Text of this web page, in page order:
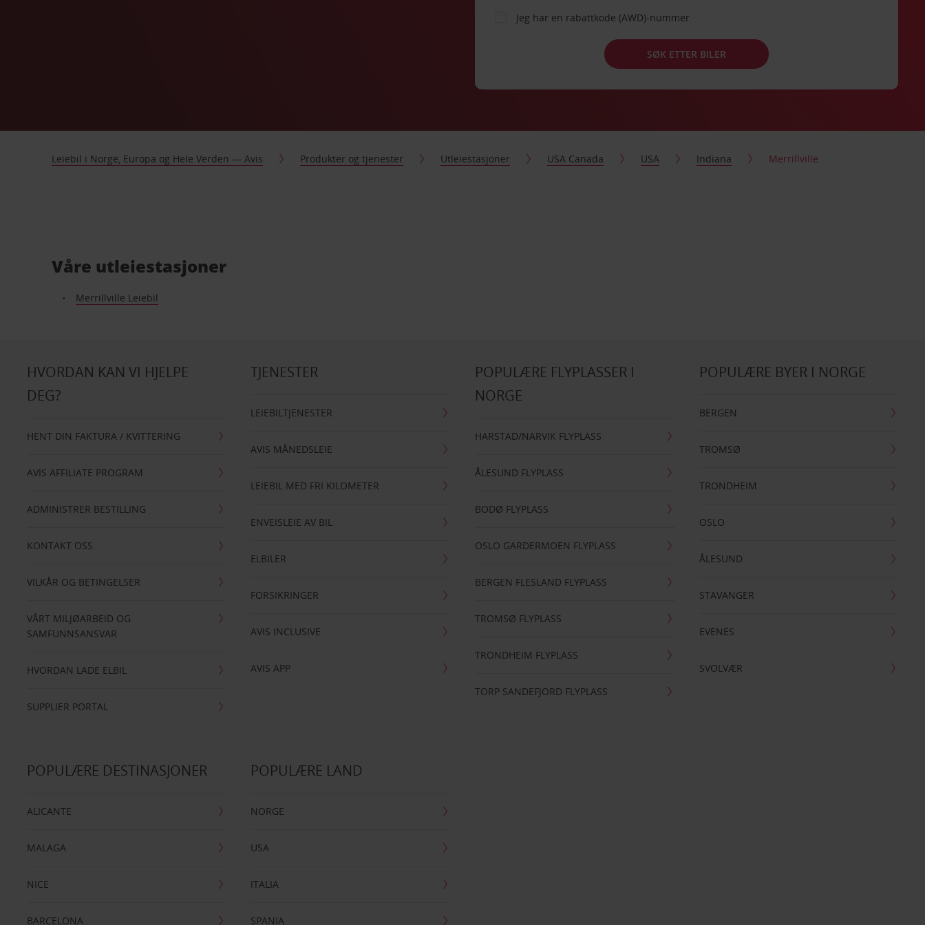
Jeg har en rabattkode (AWD)-nummer
SØK ETTER BILER
Leiebil i Norge, Europa og Hele Verden — Avis Produkter og tjenester Utleiestasjoner USA Canada USA Indiana Merrillville
Våre utleiestasjoner
Merrillville Leiebil
HVORDAN KAN VI HJELPE
DEG?
HENT DIN FAKTURA / KVITTERING
AVIS AFFILIATE PROGRAM
ADMINISTRER BESTILLING
KONTAKT OSS
VILKÅR OG BETINGELSER
VÅRT MILJØARBEID OG
SAMFUNNSANSVAR
HVORDAN LADE ELBIL
SUPPLIER PORTAL
TJENESTER
LEIEBILTJENESTER
AVIS MÅNEDSLEIE
LEIEBIL MED FRI KILOMETER
ENVEISLEIE AV BIL
ELBILER
FORSIKRINGER
AVIS INCLUSIVE
AVIS APP
POPULÆRE FLYPLASSER I
NORGE
HARSTAD/NARVIK FLYPLASS
ÅLESUND FLYPLASS
BODØ FLYPLASS
OSLO GARDERMOEN FLYPLASS
BERGEN FLESLAND FLYPLASS
TROMSØ FLYPLASS
TRONDHEIM FLYPLASS
TORP SANDEFJORD FLYPLASS
POPULÆRE BYER I NORGE
BERGEN
TROMSØ
TRONDHEIM
OSLO
ÅLESUND
STAVANGER
EVENES
SVOLVÆR
POPULÆRE DESTINASJONER
ALICANTE
MALAGA
NICE
BARCELONA
POPULÆRE LAND
NORGE
USA
ITALIA
SPANIA